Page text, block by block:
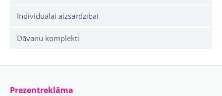
Individuālai aizsardzībai
Dāvanu komplekti
Prezentreklāma